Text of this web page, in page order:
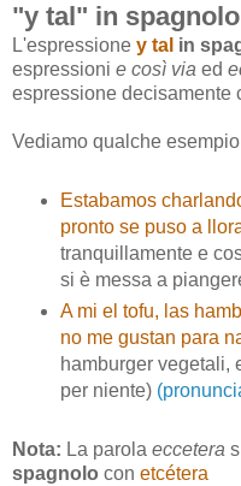
"y tal" in spagnolo
L'espressione y tal in
espressioni e così via ed
espressione decisamente
Vediamo qualche
Estabamos
pronto se puso a
tranquillamente e
si è messa a
A mi el tofu, las
no me gustan para
hamburger vegetali,
per niente)
Nota: La parola eccetera
spagnolo con etcétera